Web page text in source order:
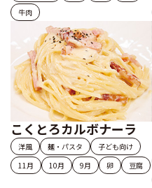
牛肉
こくとろカルボナーラ
洋風 麺・パスタ
子ども向け
11月
10月 9月 卵 豆腐